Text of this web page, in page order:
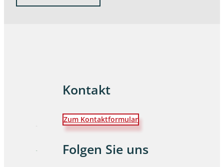
Kontakt
Zum Kontaktformular
Folgen Sie uns